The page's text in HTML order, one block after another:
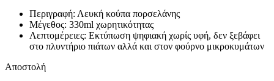
Περιγραφή: Λευκή κούπα πορσελάνης
Μέγεθος: 330ml χωρητικότητας
Λεπτομέρειες: Εκτύπωση ψηφιακή χωρίς υφή, δεν ξεβάφει
στο πλυντήριο πιάτων αλλά και στον φούρνο μικροκυμάτων
Αποστολή